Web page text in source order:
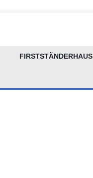
FIRSTSTÄNDERHAUS